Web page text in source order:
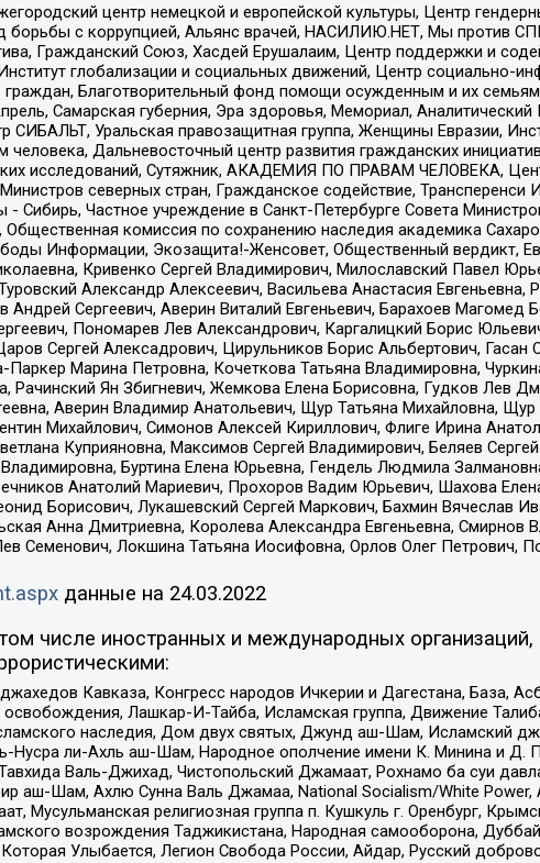
центр немецкой и европейской культуры, Центр
борьбы с коррупцией, Альянс врачей, НАСИЛИЮ.НЕТ, Мы против
Гражданский Союз, Хасдей Ерушалаим, Центр поддержки и
глобализации и социальных движений, Центр социально-
Благотворительный фонд помощи осужденным и их
Самарская губерния, Эра здоровья, Мемориал,
Уральская правозащитная группа, Женщины Евразии,
Дальневосточный центр развития гражданских
исследований, Сутяжник, АКАДЕМИЯ ПО ПРАВАМ ЧЕЛОВЕКА,
северных стран, Гражданское содействие,
Сибирь, Частное учреждение в Санкт-Петербурге Совета
комиссия по сохранению наследия академика
Информации, Экозащита!-Женсовет, Общественный вердикт,
Кривенко Сергей Владимирович, Милославский Павел
Александр Алексеевич, Васильева Анастасия Евгеньевна,
Андрей Сергеевич, Аверин Виталий Евгеньевич, Барахоев Магомед
Пономарев Лев Александрович, Каргалицкий Борис
Сергей Алексадрович, Цирульников Борис Альбертович, Гасан
Марина Петровна, Кочеткова Татьяна Владимировна,
Рачинский Ян Збигневич, Жемкова Елена Борисовна, Гудков Лев
Аверин Владимир Анатольевич, Щур Татьяна Михайловна,
Михайлович, Симонов Алексей Кириллович, Флиге Ирина
Куприяновна, Максимов Сергей Владимирович, Беляев
Буртина Елена Юрьевна, Гендель Людмила
Анатолий Мариевич, Прохоров Вадим Юрьевич, Шахова
Борисович, Лукашевский Сергей Маркович, Бахмин Вячеслав
Анна Дмитриевна, Королева Александра Евгеньевна, Смирнов
Семенович, Локшина Татьяна Иосифовна, Орлов Олег Петрович,
данные на 24.03.2022
числе иностранных и международных организаций,
Кавказа, Конгресс народов Ичкерии и Дагестана, База,
Лашкар-И-Тайба, Исламская группа, Движение
наследия, Дом двух святых, Джунд аш-Шам, Исламский
Нусра ли-Ахль аш-Шам, Народное ополчение имени К. Минина и Д.
Валь-Джихад, Чистопольский Джамаат, Рохнамо ба суи
аш-Шам, Ахлю Сунна Валь Джамаа, National Socialism/White Power,
Мусульманская религиозная группа п. Кушкуль г. Оренбург,
возрождения Таджикистана, Народная самооборона,
Улыбается, Легион Свобода России, Айдар, Русский